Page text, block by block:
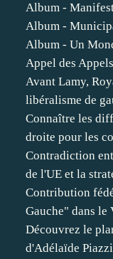
Album -
Album -
Album - Un
Appel des Appels
Avant Lamy,
libéralisme de
Connaître les
droite pour les
Contradiction
de l'UE et la
Contribution
Gauche" dans le
Découvrez le
d'Adélaïde